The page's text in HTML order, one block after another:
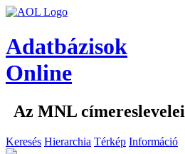
Adatbázisok
Online
Az MNL címereslevelei
Keresés Hierarchia Térkép Információ